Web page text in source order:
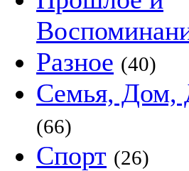
Разное (40)
Семья, Дом,
(66)
Спорт (26)